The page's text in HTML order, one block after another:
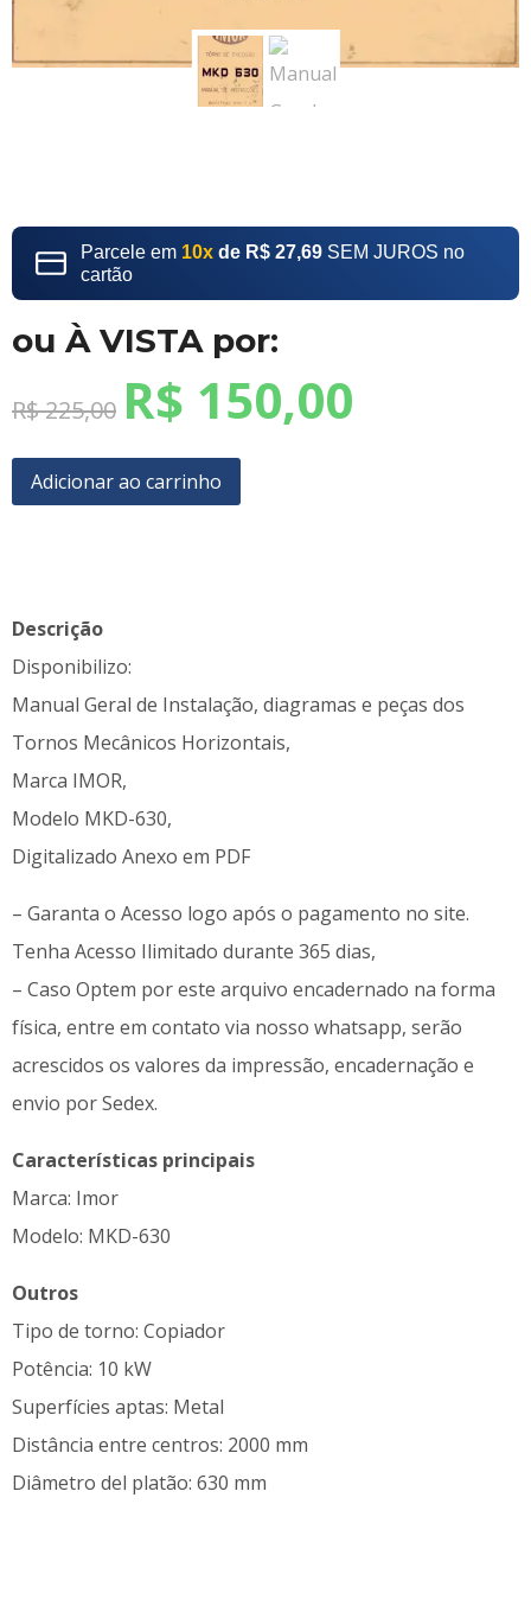
Parcele em 10x de R$ 27,69 SEM JUROS no
cartão
ou À VISTA por:
R$225,00 R$ 150,00
Adicionar ao carrinho
Descrição
Disponibilizo:
Manual Geral de Instalação, diagramas e peças dos
Tornos Mecânicos Horizontais,
Marca IMOR,
Modelo MKD-630,
Digitalizado Anexo em PDF
– Garanta o Acesso logo após o pagamento no site.
Tenha Acesso Ilimitado durante 365 dias,
– Caso Optem por este arquivo encadernado na forma
física, entre em contato via nosso whatsapp, serão
acrescidos os valores da impressão, encadernação e
envio por Sedex.
Características principais
Marca: Imor
Modelo: MKD-630
Outros
Tipo de torno: Copiador
Potência: 10 kW
Superfícies aptas: Metal
Distância entre centros: 2000 mm
Diâmetro del platão: 630 mm